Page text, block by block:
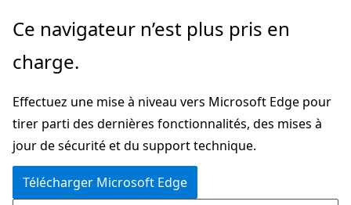
Passer
directement
au
principal
Ce navigateur n’est plus pris en
charge.
Effectuez une mise à niveau vers Microsoft Edge pour
tirer parti des dernières fonctionnalités, des mises à
jour de sécurité et du support technique.
Télécharger Microsoft Edge